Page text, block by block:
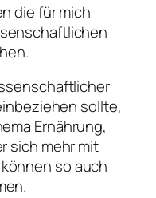
die für mich
sollte,
Ernährung,
sich mehr mit
so auch